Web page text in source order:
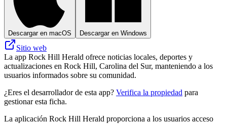
Descargar en macOS Descargar en Windows
Sitio web
La app Rock Hill Herald ofrece noticias locales, deportes y
actualizaciones en Rock Hill, Carolina del Sur, manteniendo a los
usuarios informados sobre su comunidad.
¿Eres el desarrollador de esta app? Verifica la propiedad para
gestionar esta ficha.
La aplicación Rock Hill Herald proporciona a los usuarios acceso